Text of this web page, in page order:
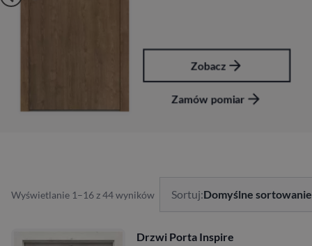
Zobacz
Zamów pomiar
Wyświetlanie 1–16 z 44 wyników Sortuj:Domyślne sortowanie
Drzwi Porta Inspire